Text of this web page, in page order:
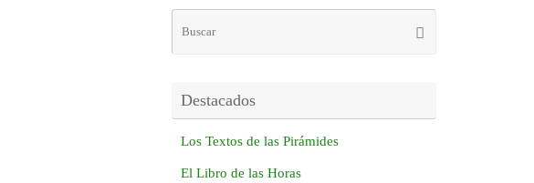
Destacados
Los Textos de las Pirámides
El Libro de las Horas